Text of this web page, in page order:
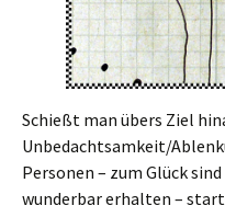
Schießt man übers Ziel
Unbedachtsamkeit/
Personen – zum Glück
wunderbar erhalten –